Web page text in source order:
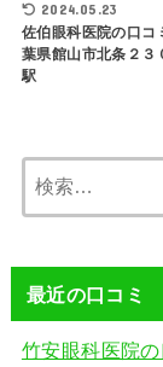
2024.05.23
佐伯眼科医院の口コ
葉県館山市北条２３
駅
最近の口コミ
竹安眼科医院